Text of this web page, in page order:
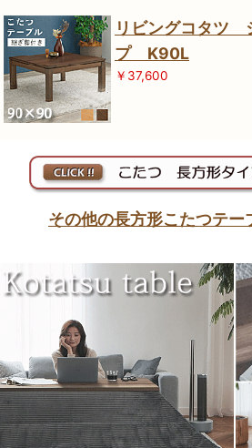
リビングコタツ
プ K90L
￥37,600
その他の長方形こたつテー